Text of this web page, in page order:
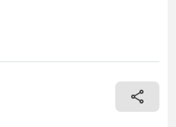
Díl vhodný pro: Oblast